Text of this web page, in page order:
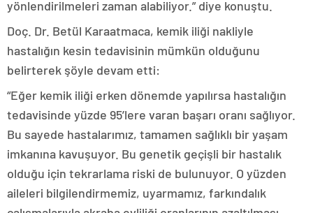
yönlendirilmeleri zaman alabiliyor.” diye konuştu.
Doç. Dr. Betül Karaatmaca, kemik iliği nakliyle
hastalığın kesin tedavisinin mümkün olduğunu
belirterek şöyle devam etti:
“Eğer kemik iliği erken dönemde yapılırsa hastalığın
tedavisinde yüzde 95’lere varan başarı oranı sağlıyor.
Bu sayede hastalarımız, tamamen sağlıklı bir yaşam
imkanına kavuşuyor. Bu genetik geçişli bir hastalık
olduğu için tekrarlama riski de bulunuyor. O yüzden
aileleri bilgilendirmemiz, uyarmamız, farkındalık